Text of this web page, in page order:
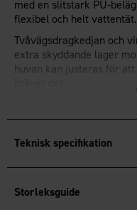
med en slitstark PU-
flexibel och helt vattentät.
Tvåvägsdragkedjan och
extra skyddande lager
huvan kan justeras för
saker, utan också en
ärmslut kan du enkelt
Teknisk specifikation
Storleksguide